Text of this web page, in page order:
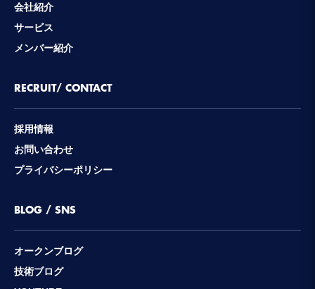
会社紹介
サービス
メンバー紹介
RECRUIT/ CONTACT
採用情報
お問い合わせ
プライバシーポリシー
BLOG / SNS
オークンブログ
技術ブログ